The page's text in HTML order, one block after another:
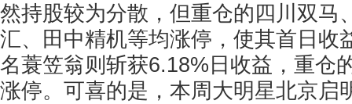
然持股较为分散，但重仓的四川双马
汇、田中精机等均涨停，使其首日收
名蓑笠翁则斩获6.18%日收益，重仓
涨停。可喜的是，本周大明星北京启